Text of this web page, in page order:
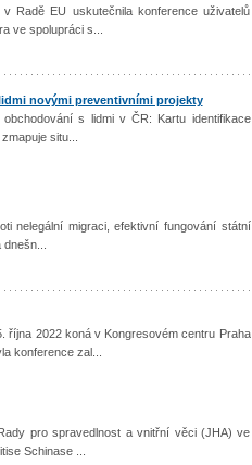
Radě EU uskutečnila konference uživatelů
ve spolupráci s...
novými preventivními projekty
s lidmi v ČR: Kartu identifikace
situ...
nelegální migraci, efektivní fungování státní
října 2022 koná v Kongresovém centru Praha
konference zal...
pro spravedlnost a vnitřní věci (JHA) ve
Schinase ...